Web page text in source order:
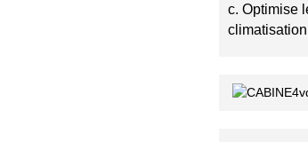
c. Optimise
climatisation